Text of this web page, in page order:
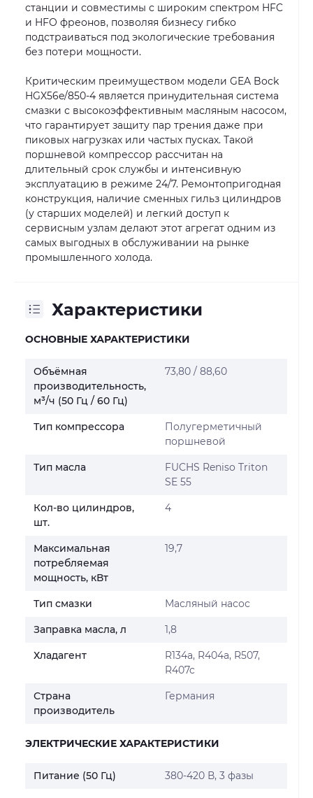
станции и совместимы с широким спектром HFC
и HFO фреонов, позволяя бизнесу гибко
подстраиваться под экологические требования
без потери мощности.
Критическим преимуществом модели GEA Bock
HGX56e/850-4 является принудительная система
смазки с высокоэффективным масляным насосом,
что гарантирует защиту пар трения даже при
пиковых нагрузках или частых пусках. Такой
поршневой компрессор рассчитан на
длительный срок службы и интенсивную
эксплуатацию в режиме 24/7. Ремонтопригодная
конструкция, наличие сменных гильз цилиндров
(у старших моделей) и легкий доступ к
сервисным узлам делают этот агрегат одним из
самых выгодных в обслуживании на рынке
промышленного холода.
Характеристики
ОСНОВНЫЕ ХАРАКТЕРИСТИКИ
Объёмная
производительность,
м³/ч (50 Гц / 60 Гц)
73,80 / 88,60
Тип компрессора
Полугерметичный
поршневой
Тип масла
FUCHS Reniso Triton
SE 55
Кол-во цилиндров,
шт.
4
Максимальная
потребляемая
мощность, кВт
19,7
Тип смазки Масляный насос
Заправка масла, л 1,8
Хладагент
R134a, R404a, R507,
R407c
Страна
производитель
Германия
ЭЛЕКТРИЧЕСКИЕ ХАРАКТЕРИСТИКИ
Питание (50 Гц) 380-420 В, 3 фазы